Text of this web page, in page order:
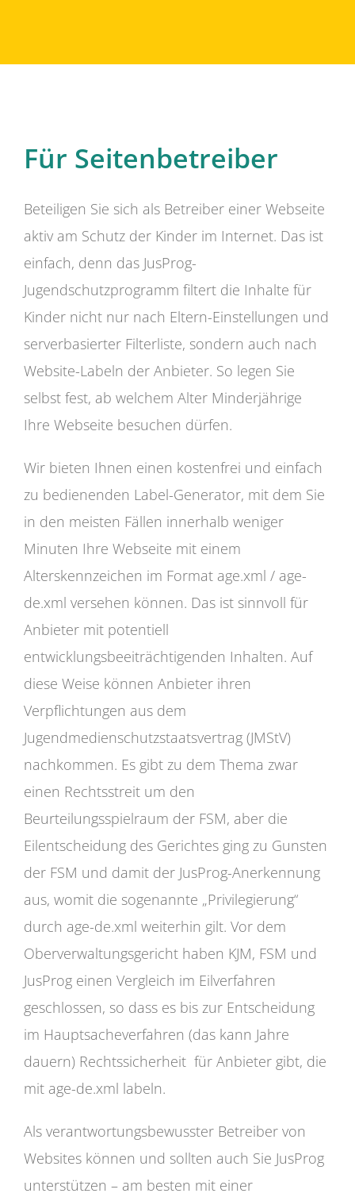
Für Seitenbetreiber
Beteiligen Sie sich als Betreiber einer Webseite
aktiv am Schutz der Kinder im Internet. Das ist
einfach, denn das JusProg-
Jugendschutzprogramm filtert die Inhalte für
Kinder nicht nur nach Eltern-Einstellungen und
serverbasierter Filterliste, sondern auch nach
Website-Labeln der Anbieter. So legen Sie
selbst fest, ab welchem Alter Minderjährige
Ihre Webseite besuchen dürfen.
Wir bieten Ihnen einen kostenfrei und einfach
zu bedienenden Label-Generator, mit dem Sie
in den meisten Fällen innerhalb weniger
Minuten Ihre Webseite mit einem
Alterskennzeichen im Format age.xml / age-
de.xml versehen können. Das ist sinnvoll für
Anbieter mit potentiell
entwicklungsbeeiträchtigenden Inhalten. Auf
diese Weise können Anbieter ihren
Verpflichtungen aus dem
Jugendmedienschutzstaatsvertrag (JMStV)
nachkommen. Es gibt zu dem Thema zwar
einen Rechtsstreit um den
Beurteilungsspielraum der FSM, aber die
Eilentscheidung des Gerichtes ging zu Gunsten
der FSM und damit der JusProg-Anerkennung
aus, womit die sogenannte „Privilegierung“
durch age-de.xml weiterhin gilt. Vor dem
Oberverwaltungsgericht haben KJM, FSM und
JusProg einen Vergleich im Eilverfahren
geschlossen, so dass es bis zur Entscheidung
im Hauptsacheverfahren (das kann Jahre
dauern) Rechtssicherheit für Anbieter gibt, die
mit age-de.xml labeln.
Als verantwortungsbewusster Betreiber von
Websites können und sollten auch Sie JusProg
unterstützen – am besten mit einer